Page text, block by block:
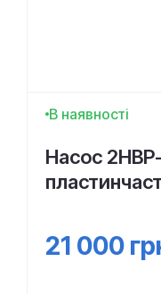
В наявності
Насос
21 000